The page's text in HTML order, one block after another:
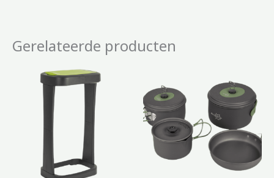
Gerelateerde producten